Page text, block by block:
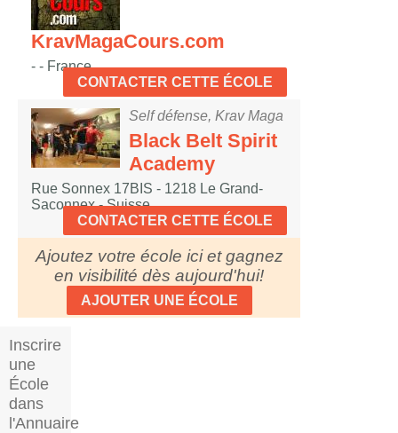
KravMagaCours.com
- - France
CONTACTER CETTE ÉCOLE
Self défense, Krav Maga
Black Belt Spirit
Academy
Rue Sonnex 17BIS - 1218 Le Grand-
Saconnex - Suisse
CONTACTER CETTE ÉCOLE
Ajoutez votre école ici et gagnez
en visibilité dès aujourd'hui!
AJOUTER UNE ÉCOLE
Inscrire
une
École
dans
l'Annuaire